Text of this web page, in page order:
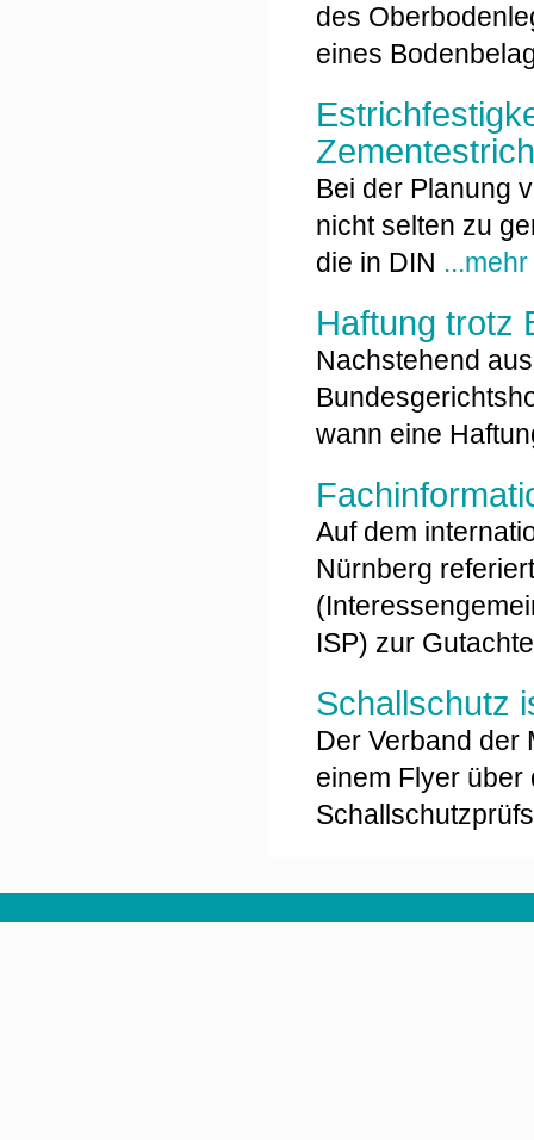
des
eines
Bei der Planung
nicht selten zu
die in DIN ...mehr
Haftung trotz
Nachstehend
wann eine
Auf dem
Nürnberg
ISP) zur
Schallschutz
Der Verband der
einem Flyer über